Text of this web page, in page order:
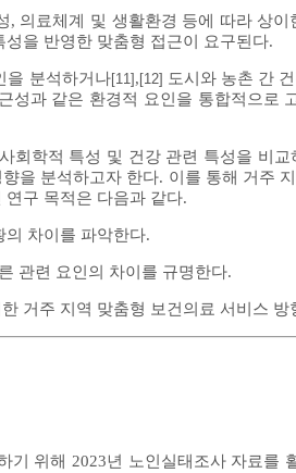
의료체계 및 생활환경 등에 따라 상이
을 반영한 맞춤형 접근이 요구된다.
을 분석하거나[11] , [12] 도시와 농촌 간
성과 같은 환경적 요인을 통합적으로
회학적 특성 및 건강 관련 특성을 비교
을 분석하고자 한다. 이를 통해 거주
구 목적은 다음과 같다.
차이를 파악한다.
관련 요인의 차이를 규명한다.
거주 지역 맞춤형 보건의료 서비스 방
위해 2023년 노인실태조사 자료를